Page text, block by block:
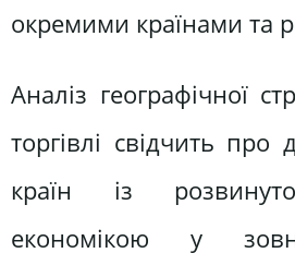
окремими країнами та
Аналіз географічної
торгівлі свідчить про
країн із
економікою у